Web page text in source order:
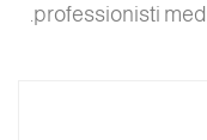
professionisti